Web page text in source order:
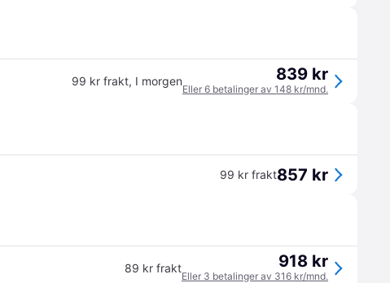
99 kr frakt, I morgen 839 kr
Eller 6 betalinger av 148 kr/mnd.
99 kr frakt857 kr
89 kr frakt 918 kr
Eller 3 betalinger av 316 kr/mnd.